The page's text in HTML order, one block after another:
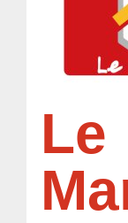
Le